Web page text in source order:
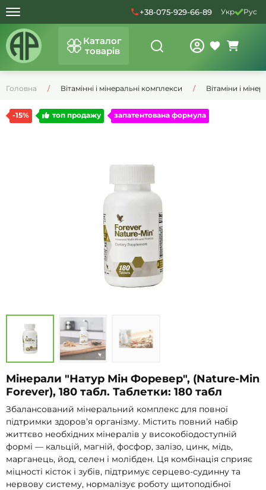
+38-075-929-66-89 Укр Рус
Каталог
товарів
Головна Вітамінні і мінеральні комплекси Вітаміни і
-15% топ продажу запатентована формула
Мінерали "Натур Мін Форевер", (Nature-Min
Forever), 180 табл. Таблетки: 180 табл
Збалансований мінеральний комплекс для повної
підтримки здоров’я організму. Містить повний набір
життєво необхідних мінералів у високобіодоступній
формі — кальцій, магній, фосфор, залізо, цинк, мідь,
марганець, йод, селен і молібден. Ця комбінація сприяє
міцності кісток і зубів, підтримує серцево-судинну та
нервову систему, нормалізує роботу щитоподібної